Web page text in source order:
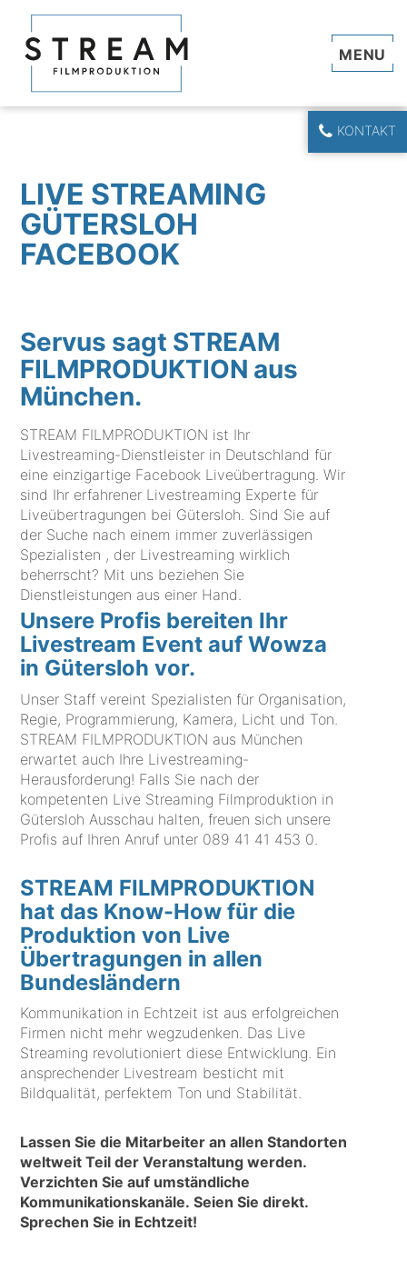
KONTAKT
LIVE STREAMING
GÜTERSLOH
FACEBOOK
Servus sagt STREAM
FILMPRODUKTION aus
München.
STREAM FILMPRODUKTION ist Ihr
Livestreaming-Dienstleister in Deutschland für
eine einzigartige Facebook Liveübertragung. Wir
sind Ihr erfahrener Livestreaming Experte für
Liveübertragungen bei Gütersloh. Sind Sie auf
der Suche nach einem immer zuverlässigen
Spezialisten , der Livestreaming wirklich
beherrscht? Mit uns beziehen Sie
Dienstleistungen aus einer Hand.
Unsere Profis bereiten Ihr
Livestream Event auf Wowza
in Gütersloh vor.
Unser Staff vereint Spezialisten für Organisation,
Regie, Programmierung, Kamera, Licht und Ton.
STREAM FILMPRODUKTION aus München
erwartet auch Ihre Livestreaming-
Herausforderung! Falls Sie nach der
kompetenten Live Streaming Filmproduktion in
Gütersloh Ausschau halten, freuen sich unsere
Profis auf Ihren Anruf unter 089 41 41 453 0
STREAM FILMPRODUKTION
hat das Know-How für die
Produktion von Live
Übertragungen in allen
Bundesländern
Kommunikation in Echtzeit ist aus erfolgreichen
Firmen nicht mehr wegzudenken. Das Live
Streaming revolutioniert diese Entwicklung. Ein
ansprechender Livestream besticht mit
Bildqualität, perfektem Ton und Stabilität.
Lassen Sie die Mitarbeiter an allen Standorten
weltweit Teil der Veranstaltung werden.
Verzichten Sie auf umständliche
Kommunikationskanäle. Seien Sie direkt.
Sprechen Sie in Echtzeit!